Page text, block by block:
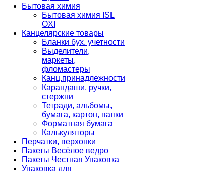
Бытовая химия
Бытовая химия ISL
OXI
Канцелярские товары
Бланки бух. учетности
Выделители,
маркеты,
фломастеры
Канц.принадлежности
Карандаши, ручки,
стержни
Тетради, альбомы,
бумага, картон, папки
Форматная бумага
Калькуляторы
Перчатки, верхонки
Пакеты Весёлое ведро
Пакеты Честная Упаковка
Упаковка для